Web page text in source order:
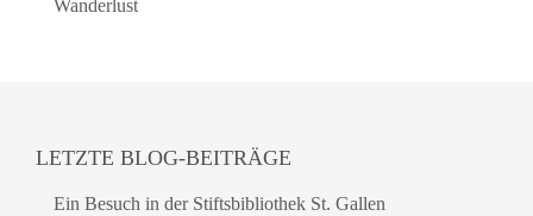
Wanderlust
LETZTE BLOG-BEITRÄGE
Ein Besuch in der Stiftsbibliothek St. Gallen